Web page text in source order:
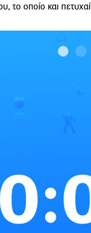
το οποίο και